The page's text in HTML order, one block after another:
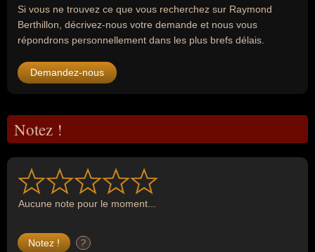
Si vous ne trouvez ce que vous recherchez sur Raymond
Berthillon, décrivez-nous votre demande et nous vous
répondrons personnellement dans les plus brefs délais.
Demandez-nous
Notez !
Aucune note pour le moment...
?